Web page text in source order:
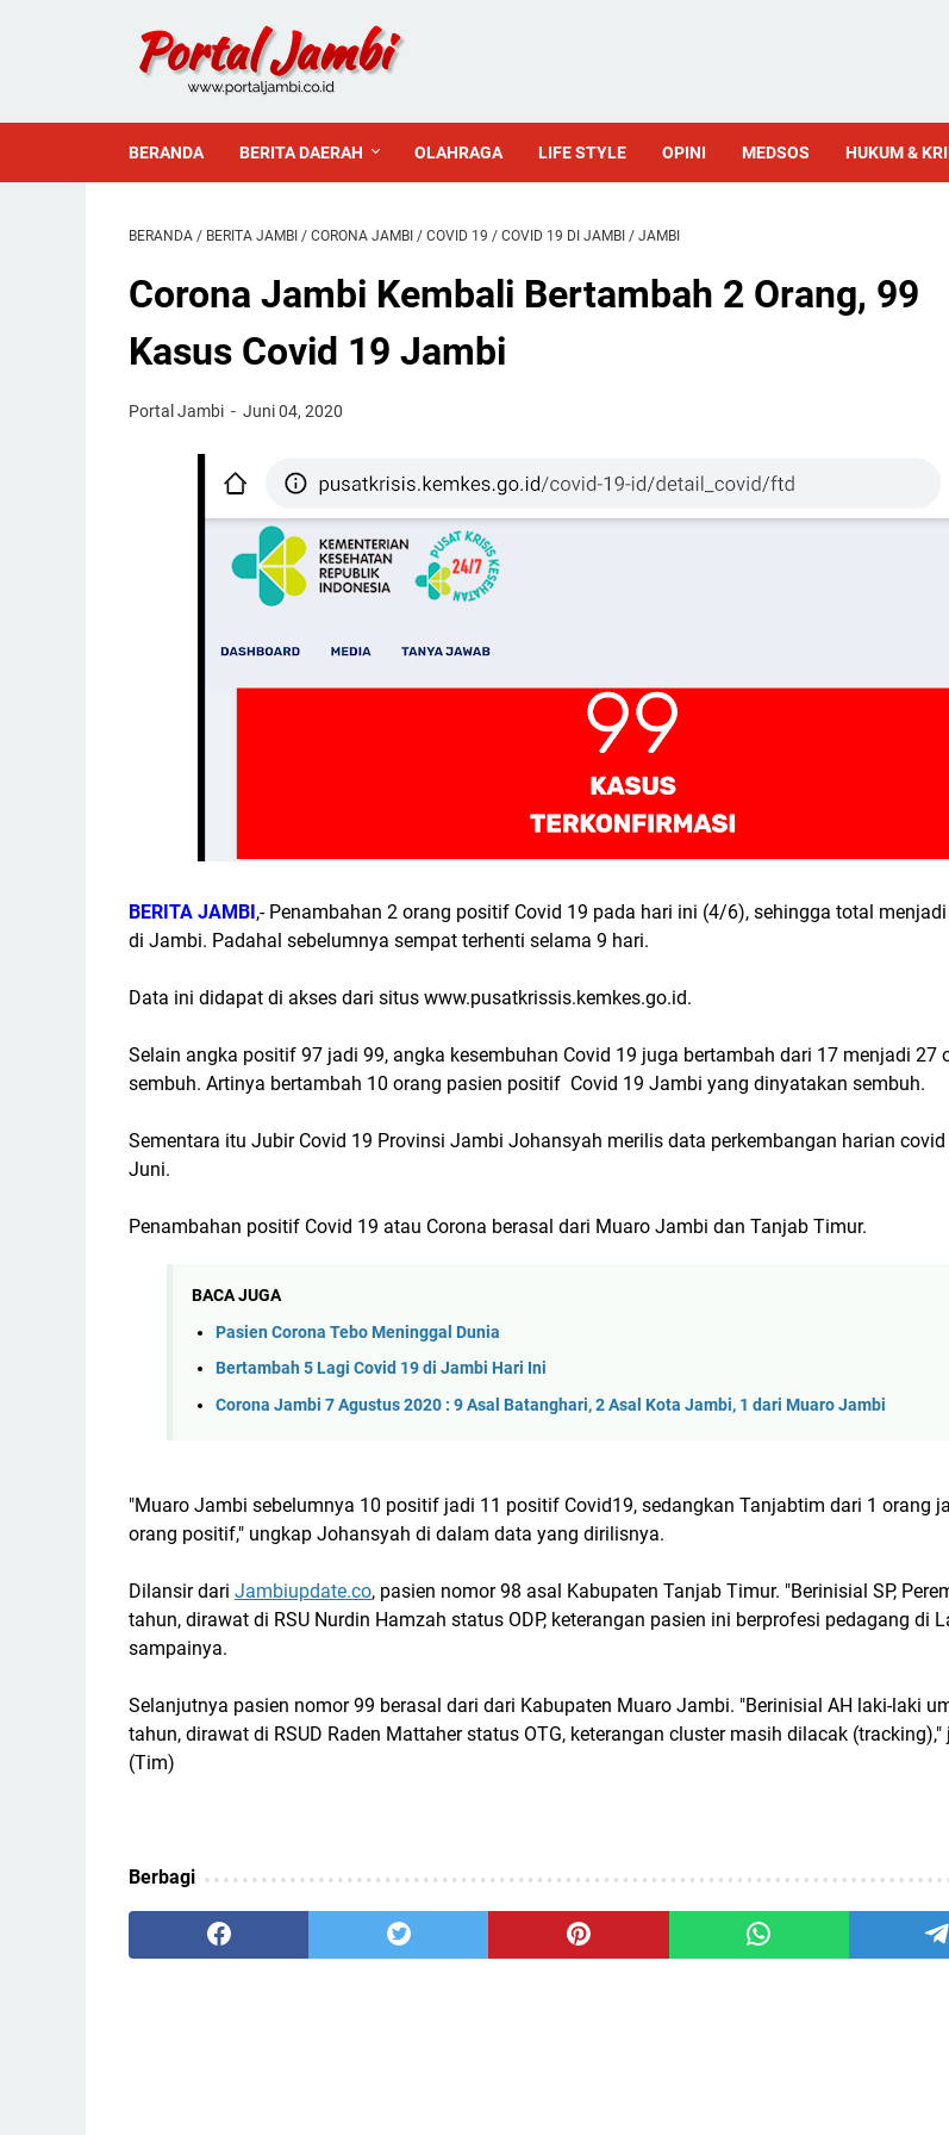
BERANDA BERITA DAERAH OLAHRAGA LIFE STYLE OPINI MEDSOS HUKUM &
BERANDA / BERITA JAMBI / CORONA JAMBI / COVID 19 / COVID 19 DI JAMBI / JAMBI
Corona Jambi Kembali Bertambah 2 Orang, 99
Kasus Covid 19 Jambi
Portal Jambi Juni 04, 2020
BERITA JAMBI,- Penambahan 2 orang positif Covid 19 pada hari ini (4/6), sehingga total
di Jambi. Padahal sebelumnya sempat terhenti selama 9 hari.
Data ini didapat di akses dari situs www.pusatkrissis.kemkes.go.id.
Selain angka positif 97 jadi 99, angka kesembuhan Covid 19 juga bertambah dari 17 menjadi 27
sembuh. Artinya bertambah 10 orang pasien positif Covid 19 Jambi yang dinyatakan sembuh.
Sementara itu Jubir Covid 19 Provinsi Jambi Johansyah merilis data perkembangan harian covid
Juni.
Penambahan positif Covid 19 atau Corona berasal dari Muaro Jambi dan Tanjab Timur.
BACA JUGA
Pasien Corona Tebo Meninggal Dunia
Bertambah 5 Lagi Covid 19 di Jambi Hari Ini
Corona Jambi 7 Agustus 2020 : 9 Asal Batanghari, 2 Asal Kota Jambi, 1 dari Muaro Jambi
"Muaro Jambi sebelumnya 10 positif jadi 11 positif Covid19, sedangkan Tanjabtim dari 1 orang
orang positif," ungkap Johansyah di dalam data yang dirilisnya.
Dilansir dari Jambiupdate.co, pasien nomor 98 asal Kabupaten Tanjab Timur. "Berinisial SP,
tahun, dirawat di RSU Nurdin Hamzah status ODP, keterangan pasien ini berprofesi pedagang di
sampainya.
Selanjutnya pasien nomor 99 berasal dari dari Kabupaten Muaro Jambi. "Berinisial AH laki-laki
tahun, dirawat di RSUD Raden Mattaher status OTG, keterangan cluster masih dilacak (tracking),"
(Tim)
Berbagi